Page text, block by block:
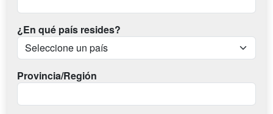
¿En qué país resides?
Provincia/Región